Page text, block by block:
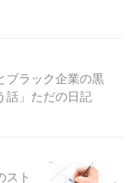
ブラック企業の黒
話」ただの日記
スト